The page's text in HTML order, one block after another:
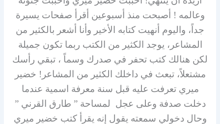
وعالمه ! أصبحت منذ أسبوعين أقرأ صفحات يسيرة
جداً، واليوم أنهيت كتابه الأخير وأنا أشعر بالكثير من
المشاعر، يوجد الكثير من الكتب ربما تكون جميلة
لكن هنالك كتب تحفر في صدرك وسماً ، تبقي رأسك
مشتعلاً، تبعث في داخلك الكثير من المشاعر! خضير
ميري تعرفت عليه قبل سنة معرفة اسمية عندما
دخلت صدفة وعلى عجل لمساحة ” طارق القرني ”
وحال دخولي سمعته يقول إنه يقرأ كتب خضير ميري